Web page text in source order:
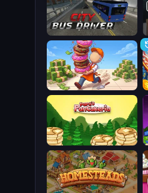
City Bus Driver
Donut Place
Papa's Pancakeria